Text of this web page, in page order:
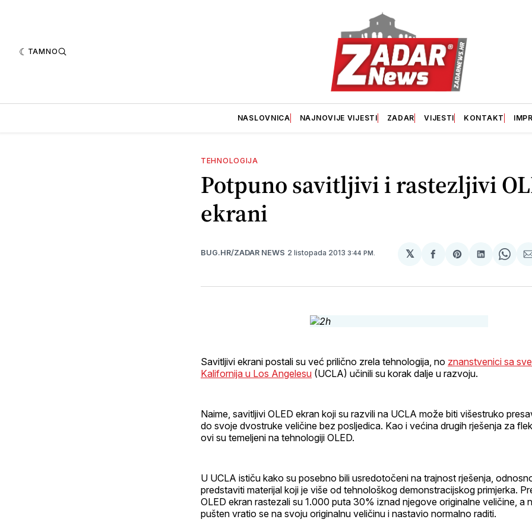
TAMNO
NASLOVNICA NAJNOVIJE VIJESTI ZADAR VIJESTI KONTAKT
TEHNOLOGIJA
Potpuno savitljivi i rastezljivi
ekrani
BUG.HR/ZADAR NEWS 2 listopada 2013 3:44 PM. 𝕏
podijeli
Facebook
Sharepodijeli
LinkedIn
Savitljivi ekrani postali su već prilično zrela tehnologija, no znanstvenici sa
Kalifornija u Los Angelesu (UCLA) učinili su korak dalje u razvoju.
Naime, savitljivi OLED ekran koji su razvili na UCLA može biti višestruko
do svoje dvostruke veličine bez posljedica. Kao i većina drugih rješenja za
ovi su temeljeni na tehnologiji OLED.
U UCLA ističu kako su posebno bili usredotočeni na trajnost rješenja,
predstaviti materijal koji je više od tehnološkog demonstracijskog primjerka.
OLED ekran rastezali su 1.000 puta 30% iznad njegove originalne veličine, a
pušten vratio se na svoju originalnu veličinu i nastavio normalno raditi.